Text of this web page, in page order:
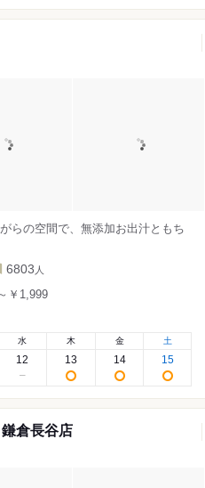
らの空間で、無添加お出汁ともち
6803 人
￥1,999
水
12
木
13
金
14
土
15
倉長谷店